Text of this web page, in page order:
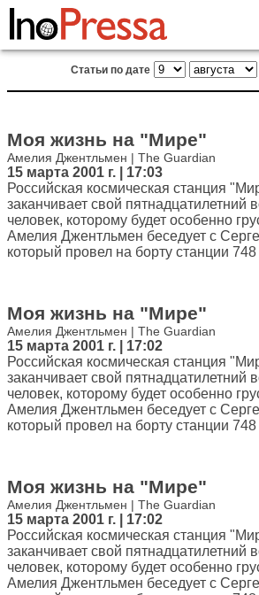
Статьи по дате
Моя жизнь на "Мире"
Амелия Джентльмен | The Guardian
15 марта 2001 г. | 17:03
Российская космическая станция
заканчивает свой пятнадцатилетний
человек, которому будет особенно
Амелия Джентльмен беседует с
который провел на борту станции
Моя жизнь на "Мире"
Амелия Джентльмен | The Guardian
15 марта 2001 г. | 17:02
Российская космическая станция
заканчивает свой пятнадцатилетний
человек, которому будет особенно
Амелия Джентльмен беседует с
который провел на борту станции
Моя жизнь на "Мире"
Амелия Джентльмен | The Guardian
15 марта 2001 г. | 17:02
Российская космическая станция
заканчивает свой пятнадцатилетний
человек, которому будет особенно
Амелия Джентльмен беседует с